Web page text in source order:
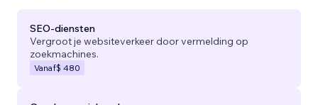
SEO-diensten
Vergroot je websiteverkeer door vermelding op
zoekmachines.
Vanaf$ 480